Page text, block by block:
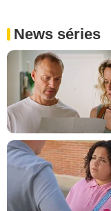
News séries